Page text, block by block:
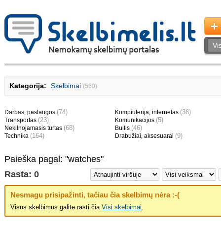
Kategorija: Skelbimai (560)
Darbas, paslaugos (74)
Transportas (23)
Nekilnojamasis turtas (68)
Technika (164)
Kompiuterija, internetas (36)
Komunikacijos (5)
Buitis (46)
Drabužiai, aksesuarai (9)
Paieška pagal: "watches"
Rasta: 0
Nesmagu prisipažinti, tačiau čia skelbimų nėra :-(
Visus skelbimus galite rasti čia Visi skelbimai.